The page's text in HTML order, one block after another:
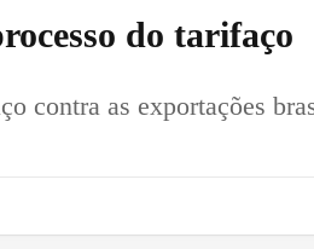
do tarifaço
contra as exportações